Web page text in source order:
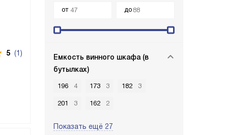
от до
Емкость винного шкафа (в
бутылках)
196 4 173 3 182 3
201 3 162 2
Показать ещё 27
5 (1)